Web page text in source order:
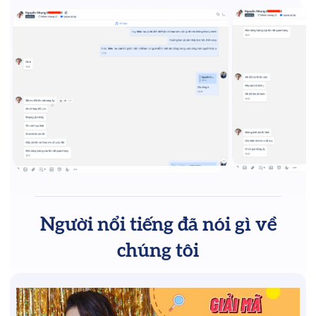
Người nổi tiếng đã nói gì về
chúng tôi